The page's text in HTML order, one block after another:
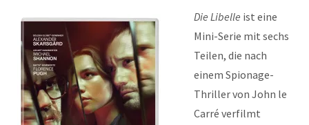
Die Libelle ist eine
Mini-Serie mit sechs
Teilen, die nach
einem Spionage-
Thriller von John le
Carré verfilmt